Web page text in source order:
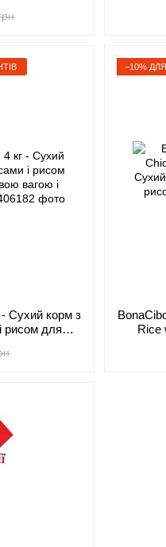
Сухий корм з
рисом для
−10%
Rice